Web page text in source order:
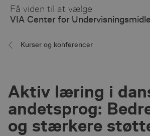
Skip
Main
Få viden til at vælge
VIA Center for
Kurser og konferencer
Aktiv læring i
andetsprog:
og stærkere